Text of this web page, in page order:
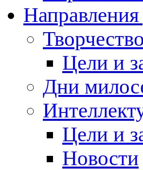
Творчество
Цели и
Дни
Цели и
Новости